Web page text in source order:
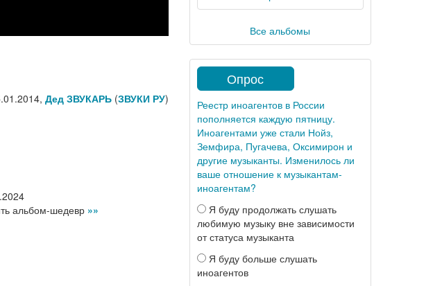
Дед ЗВУКАРЬ(ЗВУКИ РУ)
альбом-шедевр »»
Все альбомы
Опрос
Реестр иноагентов в России
пополняется каждую пятницу.
Иноагентами уже стали Нойз,
Земфира, Пугачева, Оксимирон и
другие музыканты. Изменилось ли
ваше отношение к музыкантам-
иноагентам?
Я буду продолжать слушать
любимую музыку вне зависимости
от статуса музыканта
Я буду больше слушать
иноагентов